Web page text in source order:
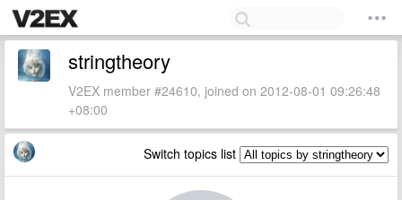
stringtheory
V2EX member #24610, joined on 2012-08-01 09:26:48
+08:00
Switch topics list